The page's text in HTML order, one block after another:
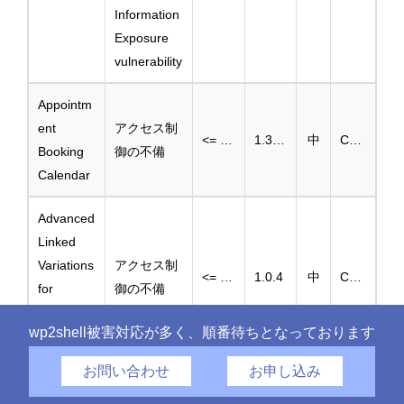
Information
Exposure
vulnerability
Appointm
ent
Booking
Calendar
アクセス制
御の不備
中
Advanced
Linked
Variations
for
merce
アクセス制
御の不備
1.0.4 中
クロスサイ
wp2shell被害対応が多く、順番待ちとなっております
お問い合わせ お申し込み